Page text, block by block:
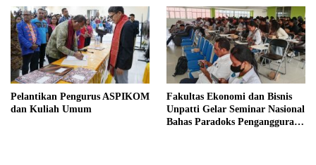
Pelantikan Pengurus ASPIKOM
dan Kuliah Umum
Fakultas Ekonomi dan Bisnis
Unpatti Gelar Seminar Nasional
Bahas Paradoks Pengangguran